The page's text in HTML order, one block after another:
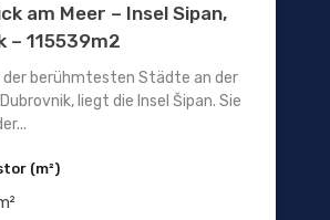
am Meer – Insel Sipan,
– 115539m2
der berühmtesten Städte an der
liegt die Insel Šipan. Sie
(m²)